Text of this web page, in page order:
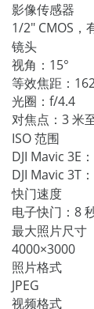
影像传感器
1/2" CMOS，
镜头
视角：15°
等效焦距：
光圈：f/4.4
对焦点：3 米
ISO 范围
DJI Mavic 3E
DJI Mavic 3T
快门速度
电子快门：8
最大照片尺寸
4000×3000
照片格式
JPEG
视频格式